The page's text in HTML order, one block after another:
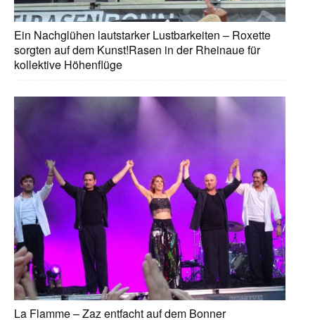
Ein Nachglühen lautstarker Lustbarkeiten – Roxette
sorgten auf dem Kunst!Rasen in der Rheinaue für
kollektive Höhenflüge
La Flamme – Zaz entfacht auf dem Bonner